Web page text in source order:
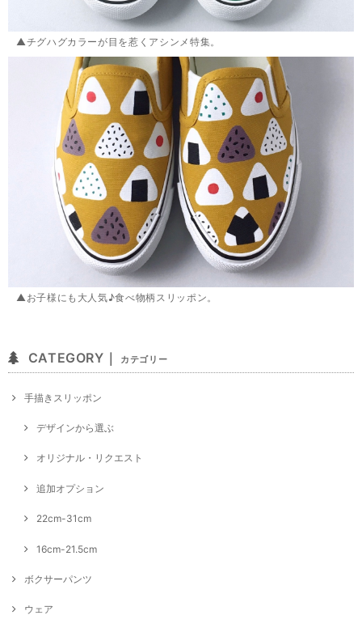
▲チグハグカラーが目を惹くアシンメ特集。
▲お子様にも大人気♪食べ物柄スリッポン。
CATEGORY｜ カテゴリー
手描きスリッポン
デザインから選ぶ
オリジナル・リクエスト
追加オプション
22cm-31cm
16cm-21.5cm
ボクサーパンツ
ウェア